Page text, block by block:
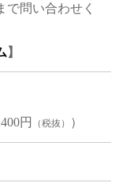
で問い合わせく
】
円 （税抜） ）